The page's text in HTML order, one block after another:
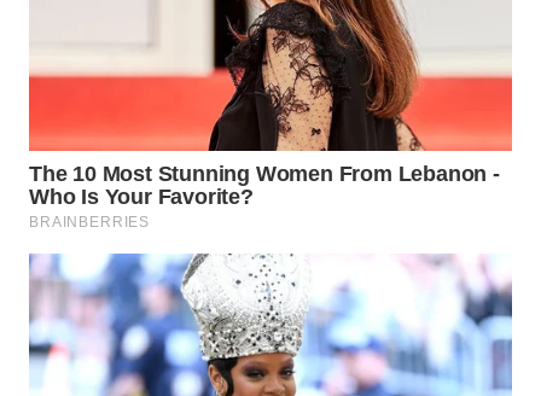
WN
MALUKU
MALUT
WN
DAIRI
WN
DANAU